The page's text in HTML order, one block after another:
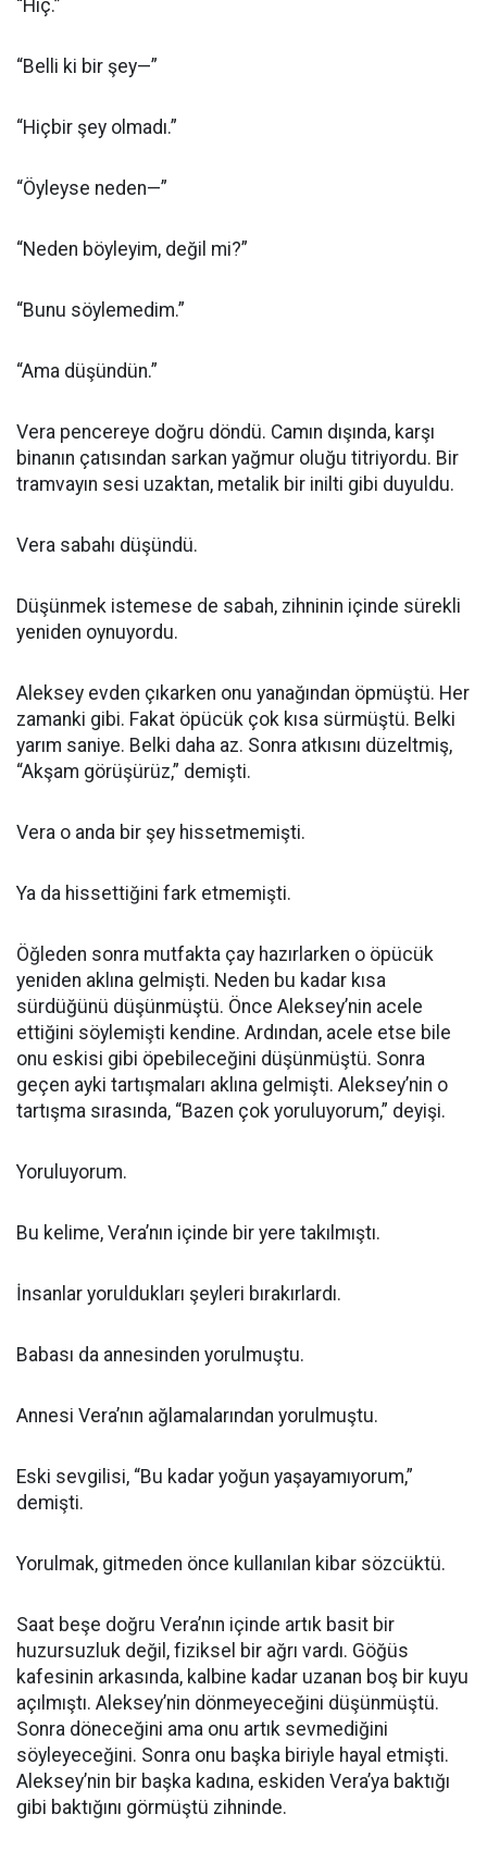
“Hiç.”
“Belli ki bir şey—”
“Hiçbir şey olmadı.”
“Öyleyse neden—”
“Neden böyleyim, değil mi?”
“Bunu söylemedim.”
“Ama düşündün.”
Vera pencereye doğru döndü. Camın dışında, karşı
binanın çatısından sarkan yağmur oluğu titriyordu. Bir
tramvayın sesi uzaktan, metalik bir inilti gibi duyuldu.
Vera sabahı düşündü.
Düşünmek istemese de sabah, zihninin içinde sürekli
yeniden oynuyordu.
Aleksey evden çıkarken onu yanağından öpmüştü. Her
zamanki gibi. Fakat öpücük çok kısa sürmüştü. Belki
yarım saniye. Belki daha az. Sonra atkısını düzeltmiş,
“Akşam görüşürüz,” demişti.
Vera o anda bir şey hissetmemişti.
Ya da hissettiğini fark etmemişti.
Öğleden sonra mutfakta çay hazırlarken o öpücük
yeniden aklına gelmişti. Neden bu kadar kısa
sürdüğünü düşünmüştü. Önce Aleksey’nin acele
ettiğini söylemişti kendine. Ardından, acele etse bile
onu eskisi gibi öpebileceğini düşünmüştü. Sonra
geçen ayki tartışmaları aklına gelmişti. Aleksey’nin o
tartışma sırasında, “Bazen çok yoruluyorum,” deyişi.
Yoruluyorum.
Bu kelime, Vera’nın içinde bir yere takılmıştı.
İnsanlar yoruldukları şeyleri bırakırlardı.
Babası da annesinden yorulmuştu.
Annesi Vera’nın ağlamalarından yorulmuştu.
Eski sevgilisi, “Bu kadar yoğun yaşayamıyorum,”
demişti.
Yorulmak, gitmeden önce kullanılan kibar sözcüktü.
Saat beşe doğru Vera’nın içinde artık basit bir
huzursuzluk değil, fiziksel bir ağrı vardı. Göğüs
kafesinin arkasında, kalbine kadar uzanan boş bir kuyu
açılmıştı. Aleksey’nin dönmeyeceğini düşünmüştü.
Sonra döneceğini ama onu artık sevmediğini
söyleyeceğini. Sonra onu başka biriyle hayal etmişti.
Aleksey’nin bir başka kadına, eskiden Vera’ya baktığı
gibi baktığını görmüştü zihninde.